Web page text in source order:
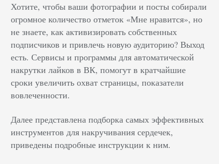
Хотите, чтобы ваши фотографии и посты собирали
огромное количество отметок «Мне нравится», но
не знаете, как активизировать собственных
подписчиков и привлечь новую аудиторию? Выход
есть. Сервисы и программы для автоматической
накрутки лайков в ВК, помогут в кратчайшие
сроки увеличить охват страницы, показатели
вовлеченности.
Далее представлена подборка самых эффективных
инструментов для накручивания сердечек,
приведены подробные инструкции к ним.